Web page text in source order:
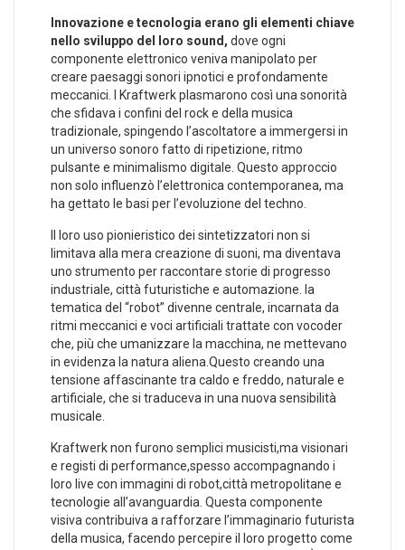
Innovazione e tecnologia⁢ erano gli elementi chiave
nello sviluppo del loro sound, dove ogni
componente elettronico veniva manipolato per
creare paesaggi sonori ipnotici e profondamente
meccanici. I⁣ Kraftwerk plasmarono così una sonorità
che sfidava i confini del rock e della⁣ musica
tradizionale, spingendo l’ascoltatore ‍a immergersi in
un universo sonoro fatto di ripetizione, ritmo
pulsante e minimalismo digitale. Questo approccio
‌non ‌solo influenzò l’elettronica contemporanea, ma⁣
ha gettato le basi per l’evoluzione del techno.
Il‌ loro uso pionieristico dei ⁤sintetizzatori non si
limitava alla mera creazione di suoni, ma diventava
uno strumento per raccontare storie⁣ di progresso
industriale, ​città futuristiche e ‌automazione. la
tematica del “robot” divenne centrale,‍ incarnata da
ritmi meccanici ​e voci artificiali trattate con vocoder
che, più che umanizzare⁤ la macchina, ne mettevano
in evidenza ‌la natura aliena.Questo creando ⁤una
‌tensione affascinante tra caldo e ‍freddo, naturale e
artificiale,‍ che si traduceva in una⁤ nuova sensibilità
musicale.
Kraftwerk non furono semplici‌ musicisti,ma visionari
e registi di performance,spesso accompagnando i
loro ‍live con immagini di robot,città metropolitane ⁢e
tecnologie all’avanguardia. ⁣Questa⁤ componente
visiva contribuiva a rafforzare‌ l’immaginario futurista
della ⁤musica, facendo percepire⁢ il ‌loro progetto come